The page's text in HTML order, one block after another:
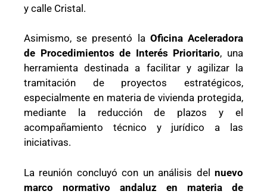
y calle Cristal.
Asimismo, se presentó la Oficina Aceleradora
de Procedimientos de Interés Prioritario, una
herramienta destinada a facilitar y agilizar la
tramitación de proyectos estratégicos,
especialmente en materia de vivienda protegida,
mediante la reducción de plazos y el
acompañamiento técnico y jurídico a las
iniciativas.
La reunión concluyó con un análisis del nuevo
marco normativo andaluz en materia de